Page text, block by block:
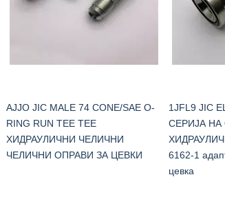
AJJO JIC MALE 74 CONE/SAE O-
RING RUN TEE ТЕЕ
ХИДРАУЛИЧНИ ЧЕЛИЧНИ
ЧЕЛИЧНИ ОПРАВИ ЗА ЦЕВКИ
1JFL9 JIC
СЕРИЈА НА
6162-1
цевка